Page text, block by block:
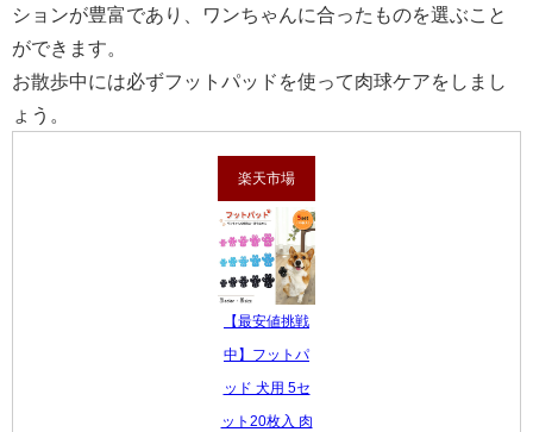
ションが豊富であり、ワンちゃんに合ったものを選ぶこと
ができます。
お散歩中には必ずフットパッドを使って肉球ケアをしまし
ょう。
楽天市場
【最安値挑戦
中】フットパ
ッド 犬用 5セ
ット20枚入 肉